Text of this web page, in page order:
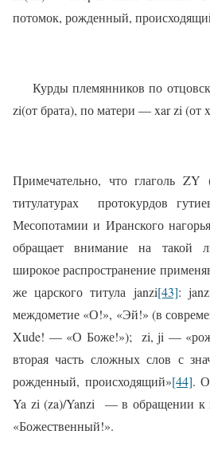
потомок, рожденный,
Курды племянников по
zi(от брата), по матери — xar zi (от
Примечательно, что глаголь ZY
титулатурах
протокурдов
Месопотамии и Иранского
обращает внимание на такой
широкое распространение
же царского титула janzi[43]:
междометие «О!», «Эй!» (в
Xude! — «О Боже!»); zi, ji —
вторая часть сложных слов с
рожденный, происходящий»[44].
Ya zi (za)/Yanzi
— в обращении к
«Божественный!».